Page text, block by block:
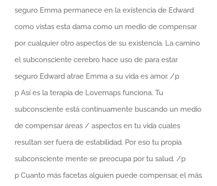
seguro Emma permanece en la existencia de Edward
como vistas esta dama como un medio de compensar
por cualquier otro aspectos de su existencia. La camino
el subconsciente cerebro hace uso de para estar
seguro Edward atrae Emma a su vida es amor. /p
p Así es la terapia de Lovemaps funciona. Tu
subconsciente está continuamente buscando un medio
de compensar áreas / aspectos en tu vida ​​cuales
resultan ser fuera de estabilidad. Por eso tu propia
subconsciente mente se preocupa por tu salud. /p
p Cuanto más facetas alguien puede compensar, el más